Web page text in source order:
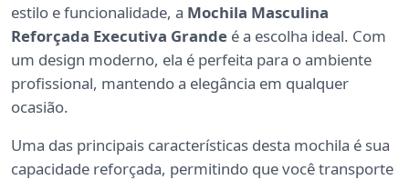
estilo e funcionalidade, a Mochila Masculina
Reforçada Executiva Grande é a escolha ideal. Com
um design moderno, ela é perfeita para o ambiente
profissional, mantendo a elegância em qualquer
ocasião.
Uma das principais características desta mochila é sua
capacidade reforçada, permitindo que você transporte